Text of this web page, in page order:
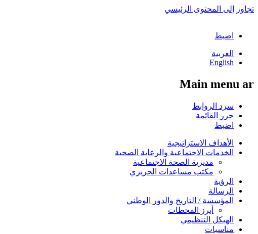
تجاوز إلى المحتوى الرئيسي
اضبط
العربية
English
Main menu ar
سرد الروابط
حرر القائمة
اضبط
الأهداف الاستراتيجية
الخدمات الاجتماعية والرعاية الصحية
مديرية الصحة الاجتماعية
مكتب مساعدات الحريري
الرؤية
الرسالة
المؤسسة / التاريخ والدور الوطني
أبرز المحطات
الهيكل التنظيمي
مناسبات